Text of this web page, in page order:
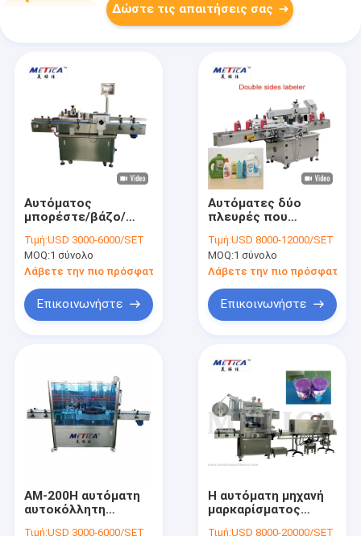
Δώστε τις απαιτήσεις σας
Αυτόματος
μπορέστε/βάζο/
μαρκαρίσματος
μπουκαλιών
αυτοκόλλητων
ετικεττών
μπουκαλιών
Τιμή:USD 3000-6000/SET
MOQ:1 σύνολο
Λάβετε την πιο πρόσφατη τιμή
Επικοινωνήστε
Αυτόματες δύο
πλευρές που
για τα χαρτοκιβώτια
και την τετραγωνική
στρογγυλή μηχανή
μαρκαρίσματος
μπουκαλιών
Τιμή:USD 8000-12000/SET
MOQ:1 σύνολο
Λάβετε την πιο πρόσφατη
Επικοινωνήστε
ΑΜ-200H αυτόματη
αυτοκόλλητη
Τιμή:USD 3000-6000/SET
Η αυτόματη μηχανή
μαρκαρίσματος
Τιμή:USD 8000-20000/SET